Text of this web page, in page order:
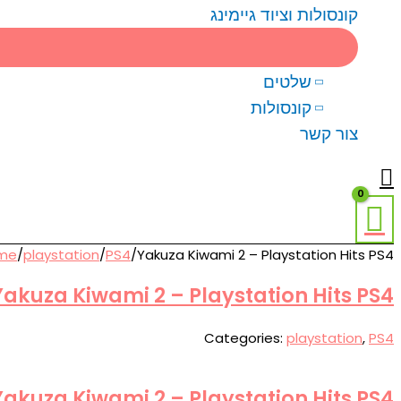
קונסולות וציוד גיימינג
שלטים
קונסולות
צור קשר
/playstation/PS4/Yakuza Kiwami 2 – Playstation Hits PS4
Kiwami 2 – Playstation Hits PS4
Categories: playstation,PS4